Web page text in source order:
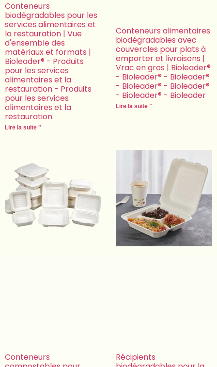
Conteneurs
biodégradables pour les
services alimentaires et
la restauration | Vue
d'ensemble des
matériaux et formats |
Bioleader® - Produits
pour les services
alimentaires et la
restauration - Produits
pour les services
alimentaires et la
restauration
Lire la suite "
Conteneurs alimentaires
biodégradables avec
couvercles pour plats à
emporter et livraisons |
Vrac en gros | Bioleader®
- Bioleader® - Bioleader®
- Bioleader® - Bioleader®
- Bioleader® - Bioleader
Lire la suite "
Conteneurs
Récipients